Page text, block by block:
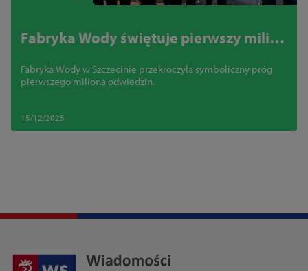
Fabryka Wody świętuje pierwszy milion
Fabryka Wody w Szczecinie przekroczyła symboliczny próg
pierwszego miliona odwiedzin.
15/12/2025